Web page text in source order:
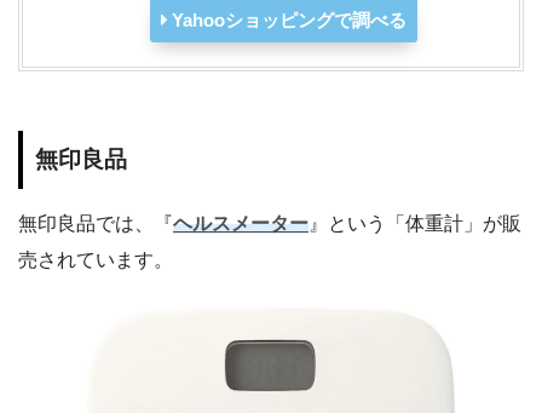
Yahooショッピングで調べる
無印良品
無印良品では、『ヘルスメーター 』という「体重計」が販
売されています。